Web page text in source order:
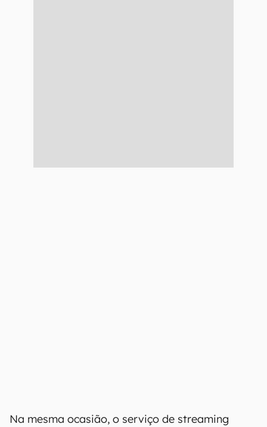
Na mesma ocasião, o serviço de streaming